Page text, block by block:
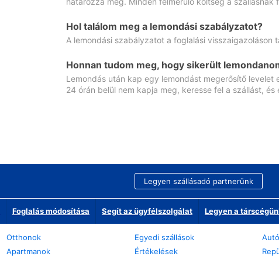
Hol találom meg a lemondási szabályzatot?
A lemondási szabályzatot a foglalási visszaigazoláson
Honnan tudom meg, hogy sikerült
Lemondás után kap egy lemondást megerősítő
24 órán belül nem kapja meg, keresse fel a szállást,
Legyen szállásadó partnerünk
Foglalás módosítása Segít az ügyfélszolgálat Legyen a
Otthonok
Apartmanok
Egyedi szállások
Értékelések